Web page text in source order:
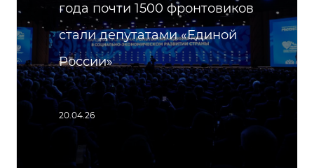
года почти 1500 фронтовиков
стали депутатами «Единой
России»
20.04.26